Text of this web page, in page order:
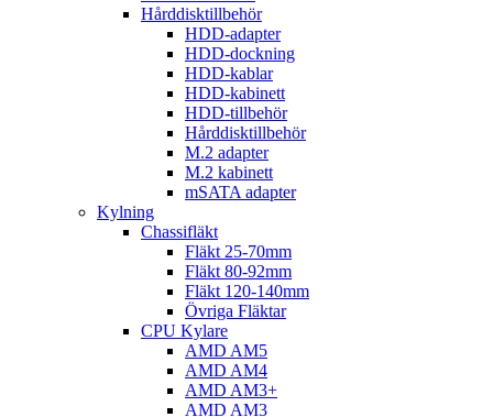
Hårddisktillbehör
HDD-adapter
HDD-dockning
HDD-kablar
HDD-kabinett
HDD-tillbehör
Hårddisktillbehör
M.2 adapter
M.2 kabinett
mSATA adapter
Kylning
Chassifläkt
Fläkt 25-70mm
Fläkt 80-92mm
Fläkt 120-140mm
Övriga Fläktar
CPU Kylare
AMD AM5
AMD AM4
AMD AM3+
AMD AM3